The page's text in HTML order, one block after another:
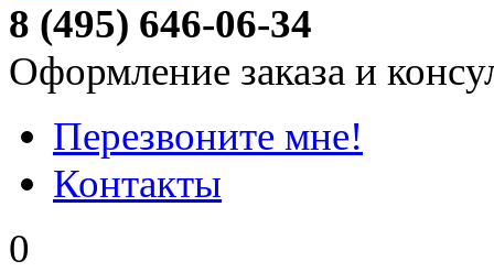
8 (495) 646-06-34
Оформление заказа и
Перезвоните мне!
Контакты
0